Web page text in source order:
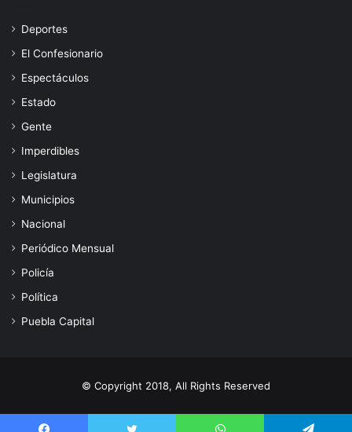
Deportes
El Confesionario
Espectáculos
Estado
Gente
Imperdibles
Legislatura
Municipios
Nacional
Periódico Mensual
Policía
Política
Puebla Capital
© Copyright 2018, All Rights Reserved